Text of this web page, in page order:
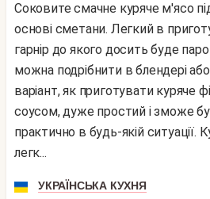
Соковите смачне куряче м'ясо під грибним соусом на
основі сметани. Легкий в
гарнір до якого досить буде
можна подрібнити в блендері
варіант, як приготувати куряче
соусом, дуже простий і зможе
практично в будь-якій ситуації.
легк...
УКРАЇНСЬКА КУХНЯ